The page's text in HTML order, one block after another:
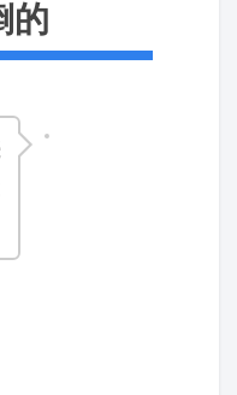
的